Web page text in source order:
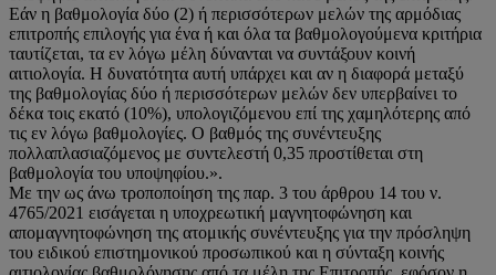
Εάν η βαθμολογία δύο (2) ή περισσότερων μελών της αρμόδιας
επιτροπής επιλογής για ένα ή και όλα τα βαθμολογούμενα κριτήρια
ταυτίζεται, τα εν λόγω μέλη δύνανται να συντάξουν κοινή
αιτιολογία. Η δυνατότητα αυτή υπάρχει και αν η διαφορά μεταξύ
της βαθμολογίας δύο ή περισσότερων μελών δεν υπερβαίνει το
δέκα τοις εκατό (10%), υπολογιζόμενου επί της χαμηλότερης από
τις εν λόγω βαθμολογίες. Ο βαθμός της συνέντευξης
πολλαπλασιαζόμενος με συντελεστή 0,35 προστίθεται στη
βαθμολογία του υποψηφίου.».
Με την ως άνω τροποποίηση της παρ. 3 του άρθρου 14 του ν.
4765/2021 εισάγεται η υποχρεωτική μαγνητοφώνηση και
απομαγνητοφώνηση της ατομικής συνέντευξης για την πρόσληψη
του ειδικού επιστημονικού προσωπικού και η σύνταξη κοινής